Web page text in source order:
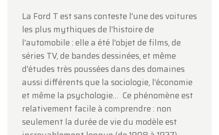
La Ford T est sans conteste l'une des voitures
les plus mythiques de l'histoire de
l'automobile : elle a été l'objet de films, de
séries TV, de bandes dessinées, et même
d'études très poussées dans des domaines
aussi différents que la sociologie, l'économie
et même la psychologie… Ce phénomène est
relativement facile à comprendre : non
seulement la durée de vie du modèle est